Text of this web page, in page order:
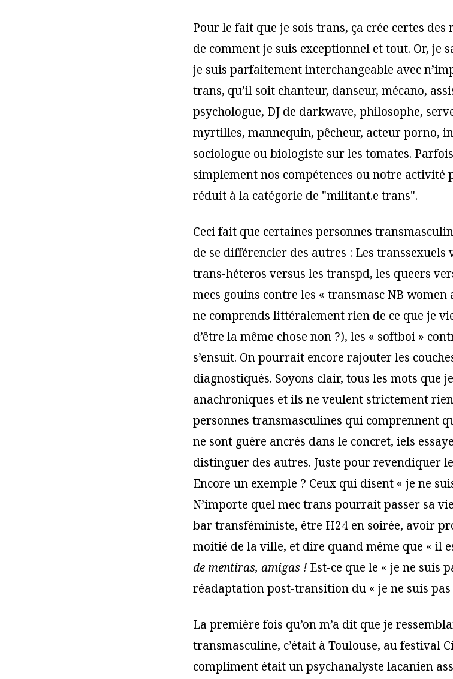
Pour le fait que je sois trans, ça crée certes
de comment je suis exceptionnel et tout. Or, je
je suis parfaitement interchangeable avec
trans, qu’il soit chanteur, danseur, mécano,
psychologue, DJ de darkwave, philosophe,
myrtilles, mannequin, pêcheur, acteur porno,
sociologue ou biologiste sur les tomates.
simplement nos compétences ou notre activité
réduit à la catégorie de "militant.e trans".
Ceci fait que certaines personnes
de se différencier des autres : Les transsexuels
trans-héteros versus les transpd, les queers
mecs gouins contre les « transmasc NB
ne comprends littéralement rien de ce que je
d’être la même chose non ?), les « softboi »
s’ensuit. On pourrait encore rajouter les
diagnostiqués. Soyons clair, tous les mots que
anachroniques et ils ne veulent strictement
personnes transmasculines qui comprennent
ne sont guère ancrés dans le concret, iels
distinguer des autres. Juste pour revendiquer
Encore un exemple ? Ceux qui disent « je ne
N’importe quel mec trans pourrait passer sa
bar transféministe, être H24 en soirée, avoir
moitié de la ville, et dire quand même que « il
de mentiras, amigas ! Est-ce que le « je ne suis
réadaptation post-transition du « je ne suis pas
La première fois qu’on m’a dit que je
transmasculine, c’était à Toulouse, au festival
compliment était un psychanalyste lacanien